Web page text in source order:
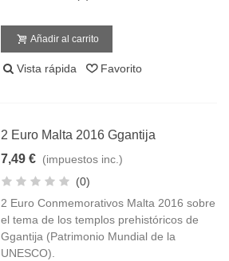
Añadir al carrito
Vista rápida Favorito
2 Euro Malta 2016 Ggantija
7,49 € (impuestos inc.)
(0)
2 Euro Conmemorativos Malta 2016 sobre
el tema de los templos prehistóricos de
Ggantija (Patrimonio Mundial de la
UNESCO).